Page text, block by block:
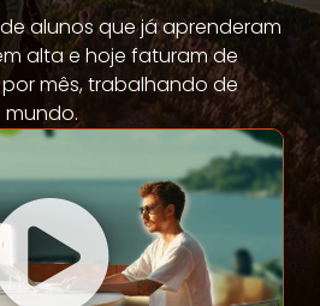
alunos que já aprenderam
alta e hoje faturam de
por mês, trabalhando de